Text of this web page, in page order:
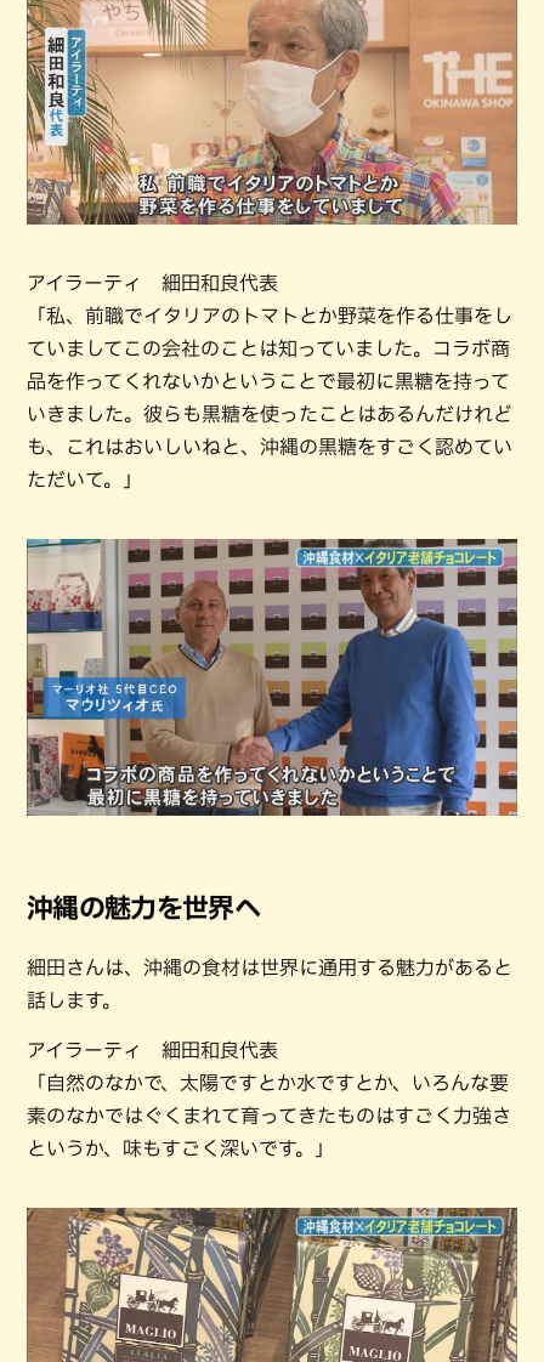
アイラーティ 細田和良代表
「私、前職でイタリアのトマトとか野菜を作る仕事をし
ていましてこの会社のことは知っていました。コラボ商
品を作ってくれないかということで最初に黒糖を持って
いきました。彼らも黒糖を使ったことはあるんだけれど
も、これはおいしいねと、沖縄の黒糖をすごく認めてい
ただいて。」
沖縄の魅力を世界へ
細田さんは、沖縄の食材は世界に通用する魅力があると
話します。
アイラーティ 細田和良代表
「自然のなかで、太陽ですとか水ですとか、いろんな要
素のなかではぐくまれて育ってきたものはすごく力強さ
というか、味もすごく深いです。」